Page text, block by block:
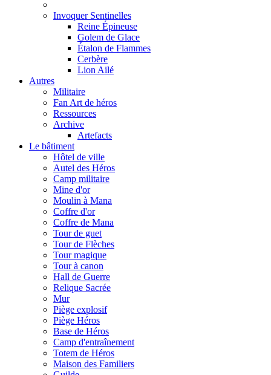
Invoquer Sentinelles
Reine Épineuse
Golem de Glace
Étalon de Flammes
Cerbère
Lion Ailé
Autres
Militaire
Fan Art de héros
Ressources
Archive
Artefacts
Le bâtiment
Hôtel de ville
Autel des Héros
Camp militaire
Mine d'or
Moulin à Mana
Coffre d'or
Coffre de Mana
Tour de guet
Tour de Flèches
Tour magique
Tour à canon
Hall de Guerre
Relique Sacrée
Mur
Piège explosif
Piège Héros
Base de Héros
Camp d'entraînement
Totem de Héros
Maison des Familiers